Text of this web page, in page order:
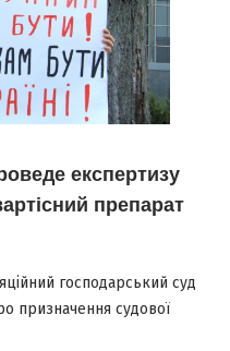
експертизу
препарат
господарський суд
призначення судової